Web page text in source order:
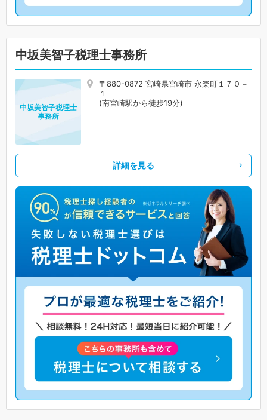
中坂美智子税理士事務所
〒880-0872 宮崎県宮崎市 永楽町１７０－
１
(南宮崎駅から徒歩19分)
中坂美智子税理士
事務所
詳細を見る